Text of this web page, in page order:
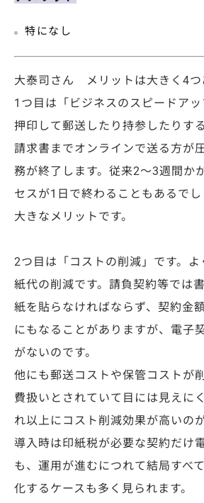
特になし
大泰司さん
メリットは大きく4つ
1つ目は「ビジネスのスピードア
押印して郵送したり持参したりす
請求書までオンラインで送る方が
務が終了します。従来2～3週間か
セスが1日で終わることもあるで
大きなメリットです。
2つ目は「コストの削減」です。よ
紙代の削減です。請負契約等では
紙を貼らなければならず、契約金
にもなることがありますが、電子
がないのです。
他にも郵送コストや保管コストが
費扱いとされていて目には見えに
れ以上にコスト削減効果が高いの
導入時は印紙税が必要な契約だけ
も、運用が進むにつれて結局すべ
化するケースも多く見られます。